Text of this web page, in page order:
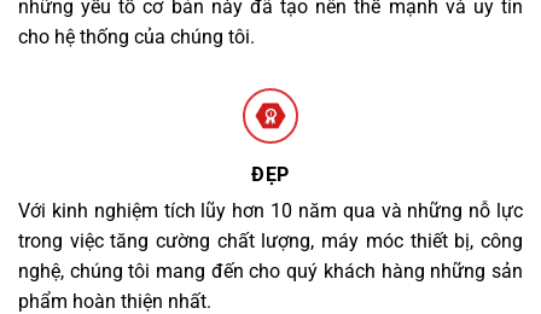
những yếu tố cơ bản này đã tạo nên thế mạnh và uy tín
cho hệ thống của chúng tôi.
ĐẸP
Với kinh nghiệm tích lũy hơn 10 năm qua và những nỗ lực
trong việc tăng cường chất lượng, máy móc thiết bị, công
nghệ, chúng tôi mang đến cho quý khách hàng những sản
phẩm hoàn thiện nhất.